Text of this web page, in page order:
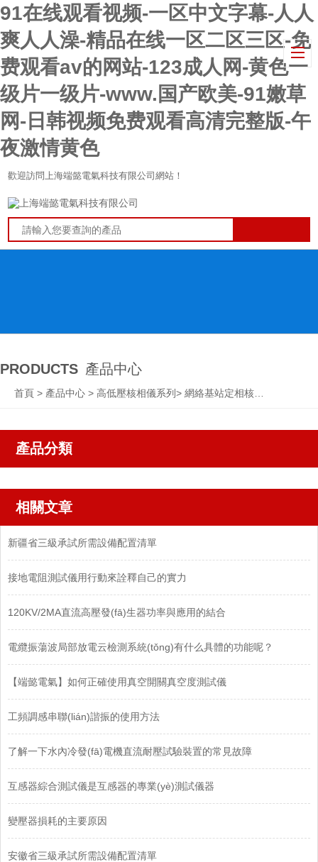
91在线观看视频-一区中文字幕-人人
爽人人澡-精品在线一区二区三区-免
费观看av的网站-123成人网-黄色一
级片一级片-www.国产欧美-91嫩草
网-日韩视频免费观看高清完整版-午
夜激情黄色
歡迎訪問上海端懿電氣科技有限公司網站！
PRODUCTS 產品中心
首頁 > 產品中心 > 高低壓核相儀系列> 網絡基站定相核相儀
產品分類
相關文章
新疆省三級承試所需設備配置清單
接地電阻測試儀用行動來詮釋自己的實力
120KV/2MA直流高壓發(fā)生器功率與應用的結合
電纜振蕩波局部放電云檢測系統(tǒng)有什么具體的功能呢？
【端懿電氣】如何正確使用真空開關真空度測試儀
工頻調感串聯(lián)諧振的使用方法
了解一下水內冷發(fā)電機直流耐壓試驗裝置的常見故障
互感器綜合測試儀是互感器的專業(yè)測試儀器
變壓器損耗的主要原因
安徽省三級承試所需設備配置清單